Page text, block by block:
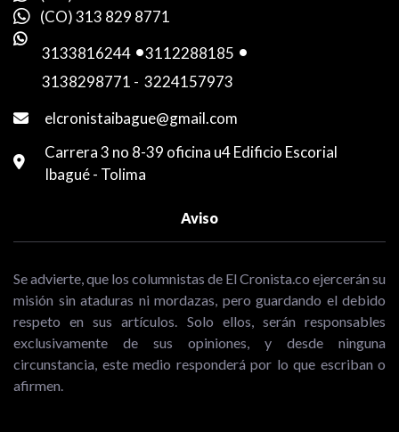
(CO) 313 829 8771
3133816244 -3112288185 -
3138298771 - 3224157973
elcronistaibague@gmail.com
Carrera 3 no 8-39 oficina u4 Edificio Escorial
Ibagué - Tolima
Aviso
Se advierte, que los columnistas de El Cronista.co ejercerán su
misión sin ataduras ni mordazas, pero guardando el debido
respeto en sus artículos. Solo ellos, serán responsables
exclusivamente de sus opiniones, y desde ninguna
circunstancia, este medio responderá por lo que escriban o
afirmen.